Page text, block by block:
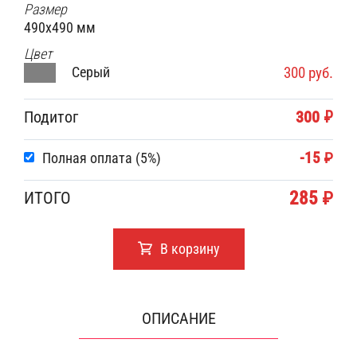
Размер
490x490 мм
Цвет
Серый
300 руб.
Подитог 300 ₽
Полная оплата (5%) -15 ₽
ИТОГО 285 ₽
В корзину
ОПИСАНИЕ